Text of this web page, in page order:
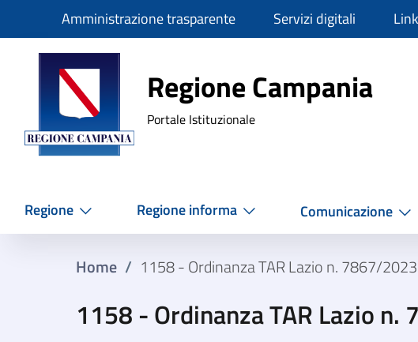
SlimAmministrazione trasparente Servizi digitali
Regione
Regione Campania
Portale Istituzionale
Regione Regione informa Comunicazione
Home / 1158 - Ordinanza TAR Lazio n. 7867/2023
1158 - Ordinanza TAR Lazio